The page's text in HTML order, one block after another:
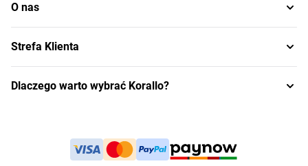
O nas
Strefa Klienta
Dlaczego warto wybrać Korallo?